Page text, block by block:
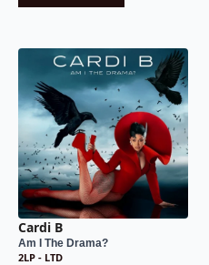
Cardi B
Am I The Drama?
2LP - LTD